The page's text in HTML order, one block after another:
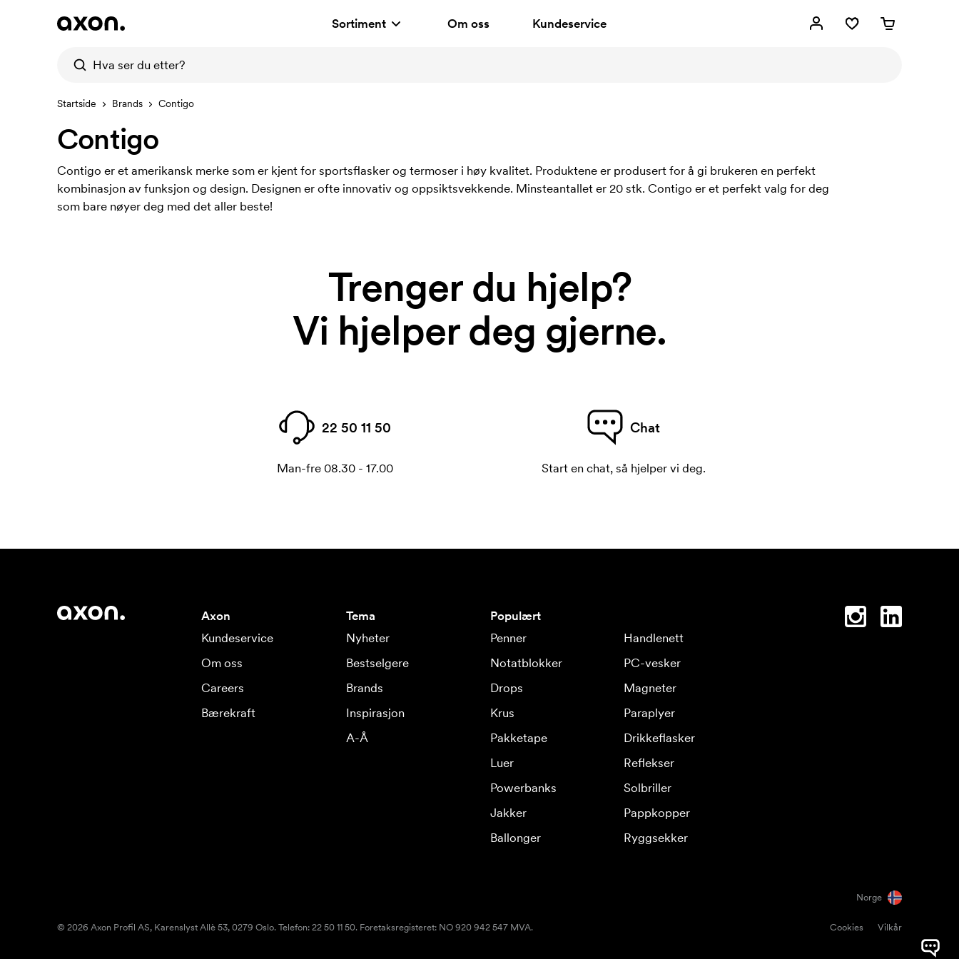
Sortiment Om oss Kundeservice
Startside Brands Contigo
Contigo
Contigo er et amerikansk merke som er kjent for sportsflasker og termoser i høy kvalitet. Produktene er produsert for å gi brukeren en perfekt
kombinasjon av funksjon og design. Designen er ofte innovativ og oppsiktsvekkende. Minsteantallet er 20 stk. Contigo er et perfekt valg for deg
som bare nøyer deg med det aller beste!
Trenger du hjelp?
Vi hjelper deg gjerne.
22 50 11 50
Man-fre 08.30 - 17.00
Chat
Start en chat, så hjelper vi deg.
Axon
Kundeservice
Om oss
Careers
Bærekraft
Tema
Nyheter
Bestselgere
Brands
Inspirasjon
A-Å
Populært
Penner
Handlenett
Notatblokker
PC-vesker
Drops
Magneter
Krus
Paraplyer
Pakketape
Drikkeflasker
Luer
Reflekser
Powerbanks
Solbriller
Jakker
Pappkopper
Ballonger
Ryggsekker
Norge
Cookies Vilkår
© 2026 Axon Profil AS, Karenslyst Allè 53, 0279 Oslo. Telefon: 22 50 11 50. Foretaksregisteret: NO 920 942 547 MVA.